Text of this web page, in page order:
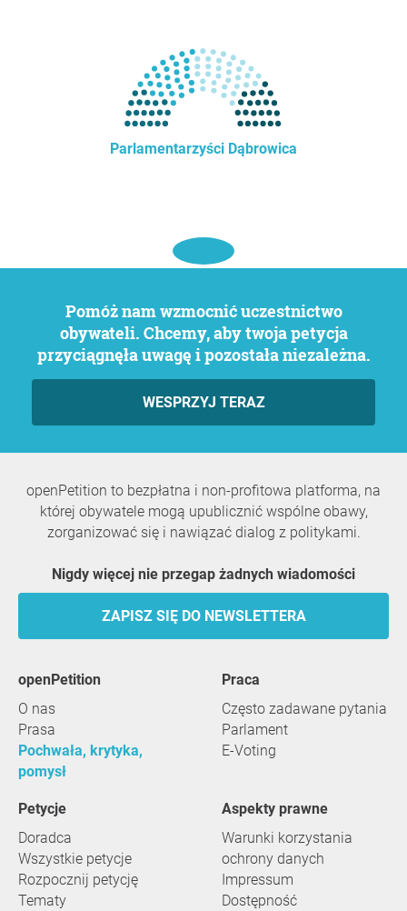
Parlamentarzyści Dąbrowica
Pomóż nam wzmocnić uczestnictwo
obywateli. Chcemy, aby twoja petycja
przyciągnęła uwagę i pozostała niezależna.
WESPRZYJ TERAZ
openPetition to bezpłatna i non-profitowa platforma, na
której obywatele mogą upublicznić wspólne obawy,
zorganizować się i nawiązać dialog z politykami.
Nigdy więcej nie przegap żadnych wiadomości
ZAPISZ SIĘ DO NEWSLETTERA
openPetition
O nas
Prasa
Pochwała, krytyka,
pomysł
praca
Często zadawane pytania
Parlament
E-Voting
Petycje
Doradca
Wszystkie petycje
Rozpocznij petycję
Tematy
Aspekty prawne
Warunki korzystania
ochrony danych
Impressum
Dostępność